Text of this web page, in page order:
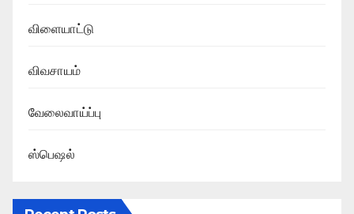
விளையாட்டு
விவசாயம்
வேலைவாய்ப்பு
ஸ்பெஷல்